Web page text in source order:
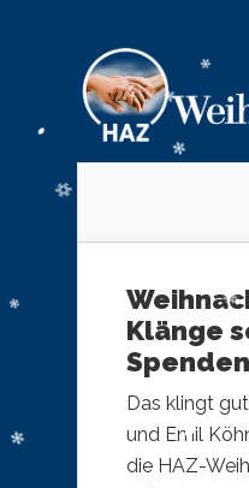
Klänge
Das klingt
und Emil
die HAZ-